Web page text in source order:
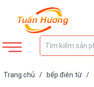
Trang chủ / bếp điên từ /